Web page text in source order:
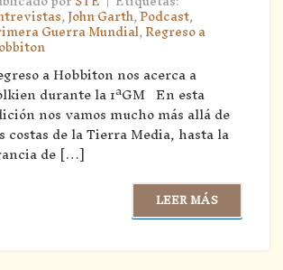
,John Garth,Podcast,
Guerra Mundial,Regreso a
a Hobbiton nos acerca a
durante la 1ªGM En esta
nos vamos mucho más allá de
costas de la Tierra Media, hasta la
de […]
LEER MÁS